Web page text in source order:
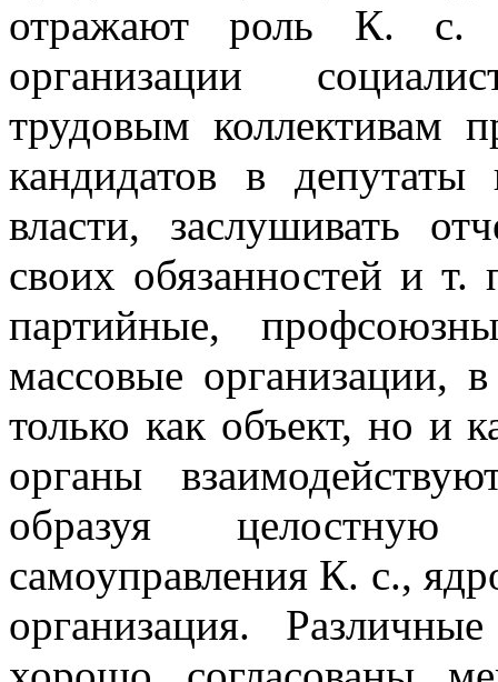
отражают роль К. с. в
организации
трудовым коллективам
кандидатов в
власти, заслушивать
своих обязанностей и
партийные,
массовые организации,
только как объект, но и
органы
образуя
самоуправления К. с.,
организация.